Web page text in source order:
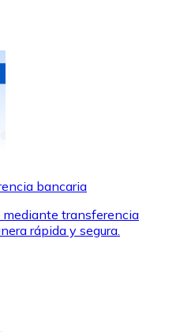
con efectivo en tu tienda más
para comprar
bancaria
mediante transferencia
rápida y segura.